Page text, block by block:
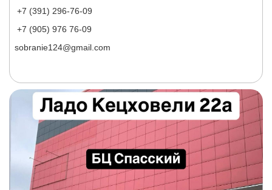
+7 (391) 296-76-09
+7 (905) 976 76-09
sobranie124@gmail.com